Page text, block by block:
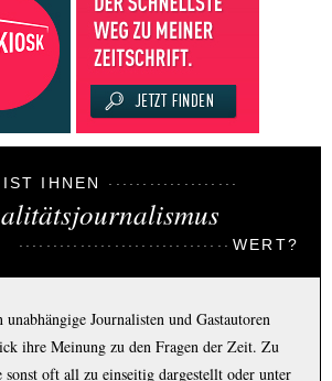
IST IHNEN
WERT?
unabhängige Journalisten und Gastautoren
ihre Meinung zu den Fragen der Zeit. Zu
sonst oft all zu einseitig dargestellt oder unter